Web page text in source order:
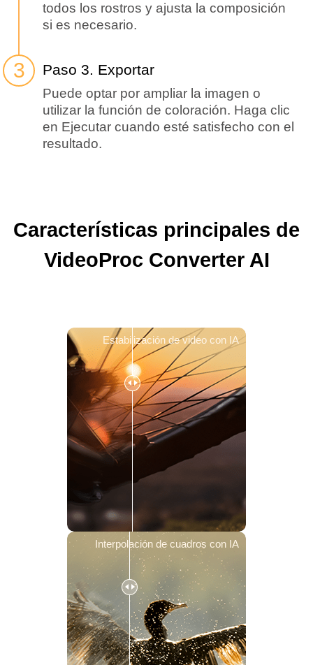
todos los rostros y ajusta la composición
si es necesario.
Paso 3. Exportar
Puede optar por ampliar la imagen o
utilizar la función de coloración. Haga clic
en Ejecutar cuando esté satisfecho con el
resultado.
Características principales de
VideoProc Converter AI
Estabilización de video con IA
Interpolación de cuadros con IA